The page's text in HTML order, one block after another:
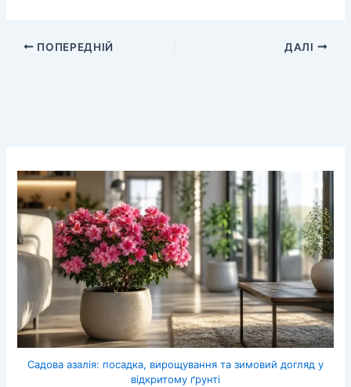
ПОПЕРЕДНІЙ ДАЛІ
Садова азалія: посадка, вирощування та зимовий догляд у
відкритому ґрунті